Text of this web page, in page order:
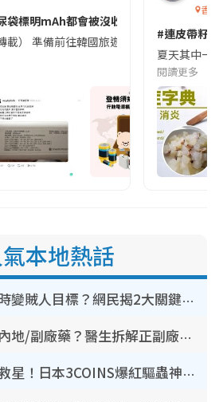
袋標明mAh都會被沒收😱出發前切記檢查
載） 準備前往韓國旅遊的民眾，近期要
香港
#連皮帶籽
夏天其中一
閱讀更多
本地熱話
裝修拆鐵閘隨時變賊人目標？網民揭2大關鍵用途：裝新式等於白裝？附新舊鐵閘分別
網傳公院改用內地/副廠藥？醫生拆解正副廠分別 揭4類人換藥隨時出事
怕蟲人士夏日救星！日本3COINS爆紅驅蟲神器$45起 1招「全程免觸碰」輕鬆搞定小強